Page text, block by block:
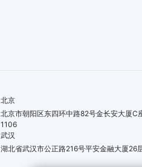
北京
北京市朝阳区东四环中路82号金长安大厦C
1106
武汉
湖北省武汉市公正路216号平安金融大厦26